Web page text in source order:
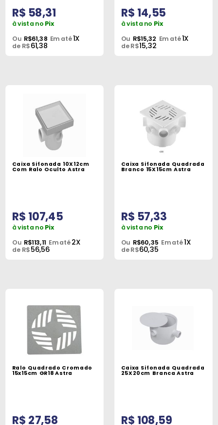
R$ 58,31
à vista no Pix
Ou R$61,38 Em até1X
de R$61,38
R$ 14,55
à vista no Pix
Ou R$15,32 Em até1X
de R$15,32
Caixa Sifonada 10X12cm
Com Ralo Oculto Astra
R$ 107,45
à vista no Pix
Ou R$113,11 Em até2X
de R$56,56
Caixa Sifonada Quadrada
Branco 15X15cm Astra
R$ 57,33
à vista no Pix
Ou R$60,35 Em até1X
de R$60,35
Ralo Quadrado Cromado
15x15cm GR18 Astra
R$ 27,58
Caixa Sifonada Quadrada
25X20cm Branca Astra
R$ 108,59